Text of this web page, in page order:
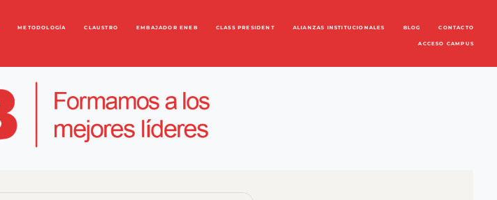
METODOLOGÍA CLAUSTRO EMBAJADOR ENEB CLASS PRESIDENT ALIANZAS INSTITUCIONALES BLOG CONTACTO
ACCESO CAMPUS